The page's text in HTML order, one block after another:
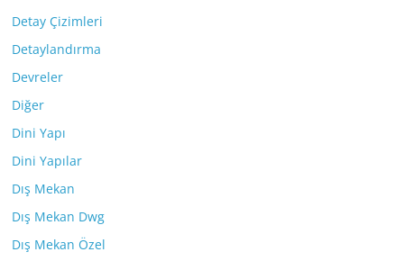
Detay Çizimleri
Detaylandırma
Devreler
Diğer
Dini Yapı
Dini Yapılar
Dış Mekan
Dış Mekan Dwg
Dış Mekan Özel